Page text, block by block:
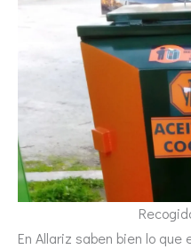
En Allariz saben bien lo